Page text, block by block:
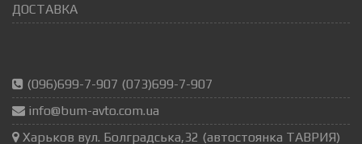
ДОСТАВКА
(096)699-7-907 (073)699-7-907
info@bum-avto.com.ua
Харьков вул. Болградська,32 (автостоянка ТАВРИЯ)